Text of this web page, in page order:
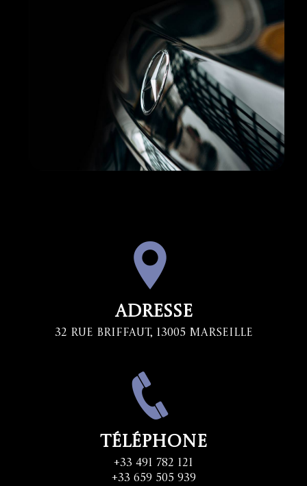
Adresse
32 Rue Briffaut, 13005 Marseille
Téléphone
+33 491 782 121
+33 659 505 939